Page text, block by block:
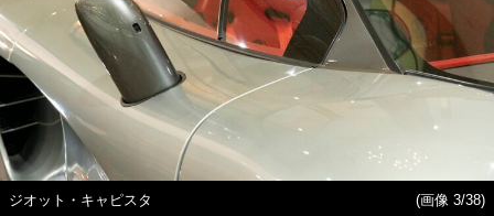
ジオット・キャピスタ (画像 3/38)